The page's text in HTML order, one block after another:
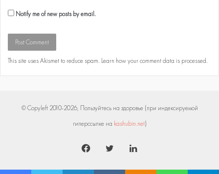
Notify me of new posts by email.
This site uses Akismet to reduce spam. Learn how your comment data is processed.
© Copyleft 2010-2026, Пользуйтесь на здоровье (при индексируемой
гиперссылке на kashubin.net)
FacebookTwitter LinkedIn